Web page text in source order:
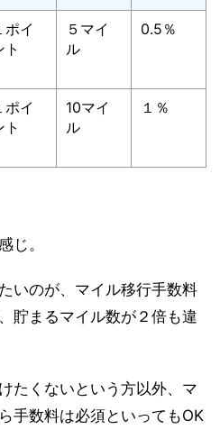
ポイ
ト
５マイ
ル
0.5％
ポイ
ト
10マイ
ル
１％
じ。
いのが、 マイル移行手数料
貯まるマイル数が２倍も違
たくないという方以外、マ
手数料は必須といってもOK